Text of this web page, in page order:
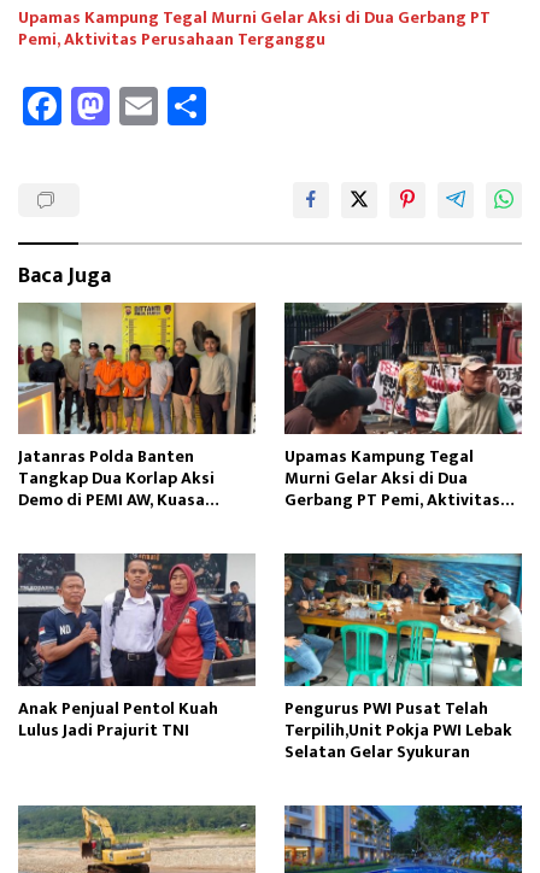
Upamas Kampung Tegal Murni Gelar Aksi di Dua Gerbang PT
Pemi, Aktivitas Perusahaan Terganggu
Fa
ce
k
M
as
o
n
E
m
Baca Juga
Jatanras Polda Banten
Tangkap Dua Korlap Aksi
Demo di PEMI AW, Kuasa
Upamas Kampung Tegal
Murni Gelar Aksi di Dua
Gerbang PT Pemi, Aktivitas
Anak Penjual Pentol Kuah
Lulus Jadi Prajurit TNI
Pengurus PWI Pusat Telah
Terpilih,Unit Pokja PWI Lebak
Selatan Gelar Syukuran